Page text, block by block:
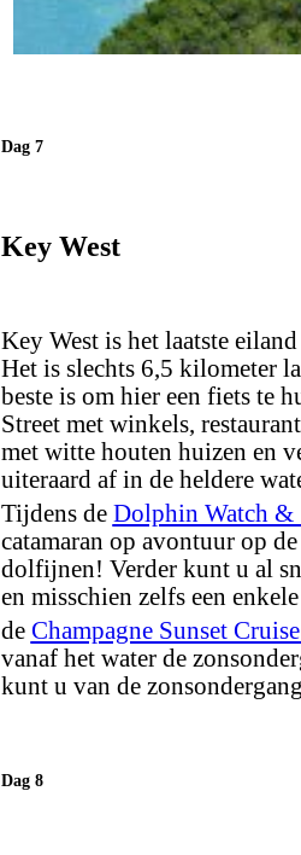
Dag 7
Key West
Key West is het laatste
Het is slechts 6,5 kilometer
beste is om hier een fiets te
Street met winkels,
met witte houten huizen en
uiteraard af in de heldere
Tijdens de Dolphin Watch &
catamaran op avontuur op
dolfijnen! Verder kunt u al
en misschien zelfs een
de Champagne Sunset
vanaf het water de
kunt u van de
Dag 8